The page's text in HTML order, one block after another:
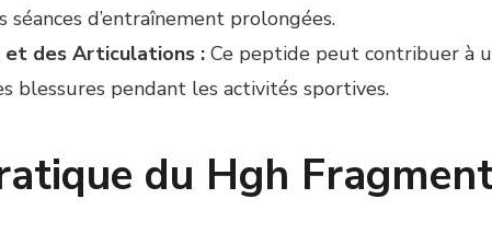
d’entraînement prolongées.
et des Articulations : Ce peptide peut contribuer à
blessures pendant les activités sportives.
du Hgh